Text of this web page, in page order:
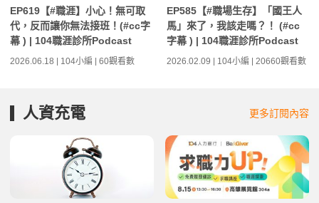
EP619【#職涯】小心！無可取
代，反而讓你無法接班！(#cc字
幕 ) | 104職涯診所Podcast
2026.06.18 | 104小編 | 60觀看數
EP585【#職場生存】「國王人
馬」來了，我該走嗎？！ (#cc
字幕 ) | 104職涯診所Podcast
2026.02.09 | 104小編 | 20660觀看數
人資充電 更多訂閱內容